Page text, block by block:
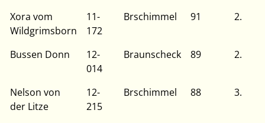
Xora vom
Wildgrimsborn
11-
172
Brschimmel 91 2.
Bussen Donn
12-
014
Braunscheck 89 2.
Nelson von
der Litze
12-
215
Brschimmel 88 3.